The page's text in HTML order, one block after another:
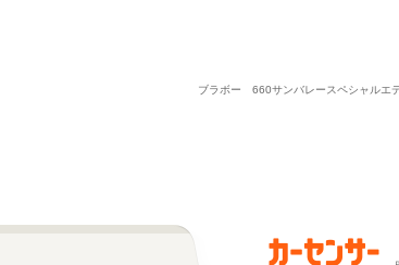
ブラボー 660サンバレースペシャルエ